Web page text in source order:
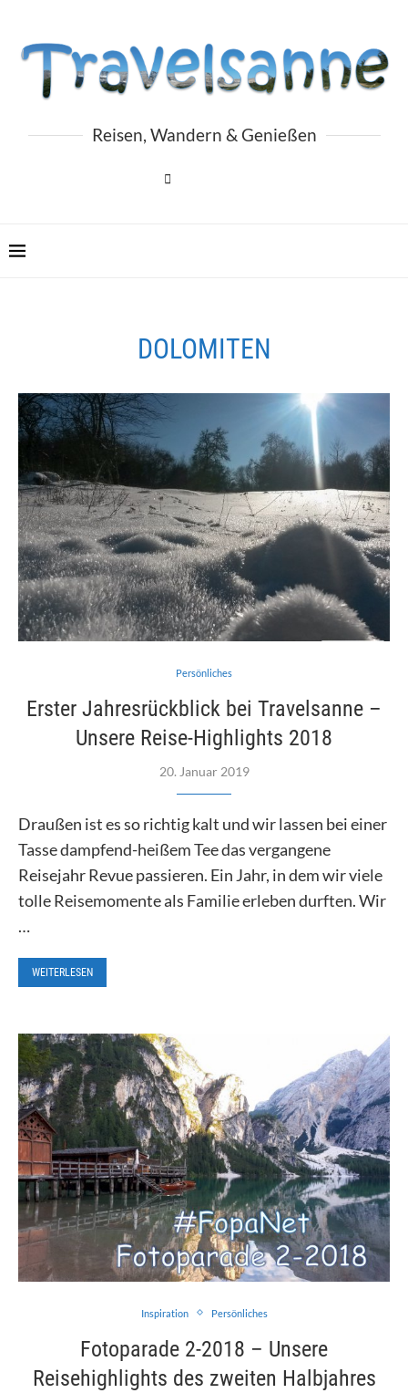
Reisen, Wandern & Genießen
DOLOMITEN
Persönliches
Erster Jahresrückblick bei Travelsanne –
Unsere Reise-Highlights 2018
20. Januar 2019
Draußen ist es so richtig kalt und wir lassen bei einer
Tasse dampfend-heißem Tee das vergangene
Reisejahr Revue passieren. Ein Jahr, in dem wir viele
tolle Reisemomente als Familie erleben durften. Wir
…
WEITERLESEN
Inspiration Persönliches
Fotoparade 2-2018 – Unsere
Reisehighlights des zweiten Halbjahres